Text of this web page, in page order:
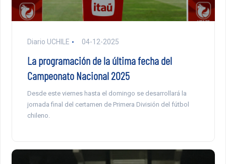
Diario UCHILE 04-12-2025
La programación de la última fecha del
Campeonato Nacional 2025
Desde este viernes hasta el domingo se desarrollará la
jornada final del certamen de Primera División del fútbol
chileno.